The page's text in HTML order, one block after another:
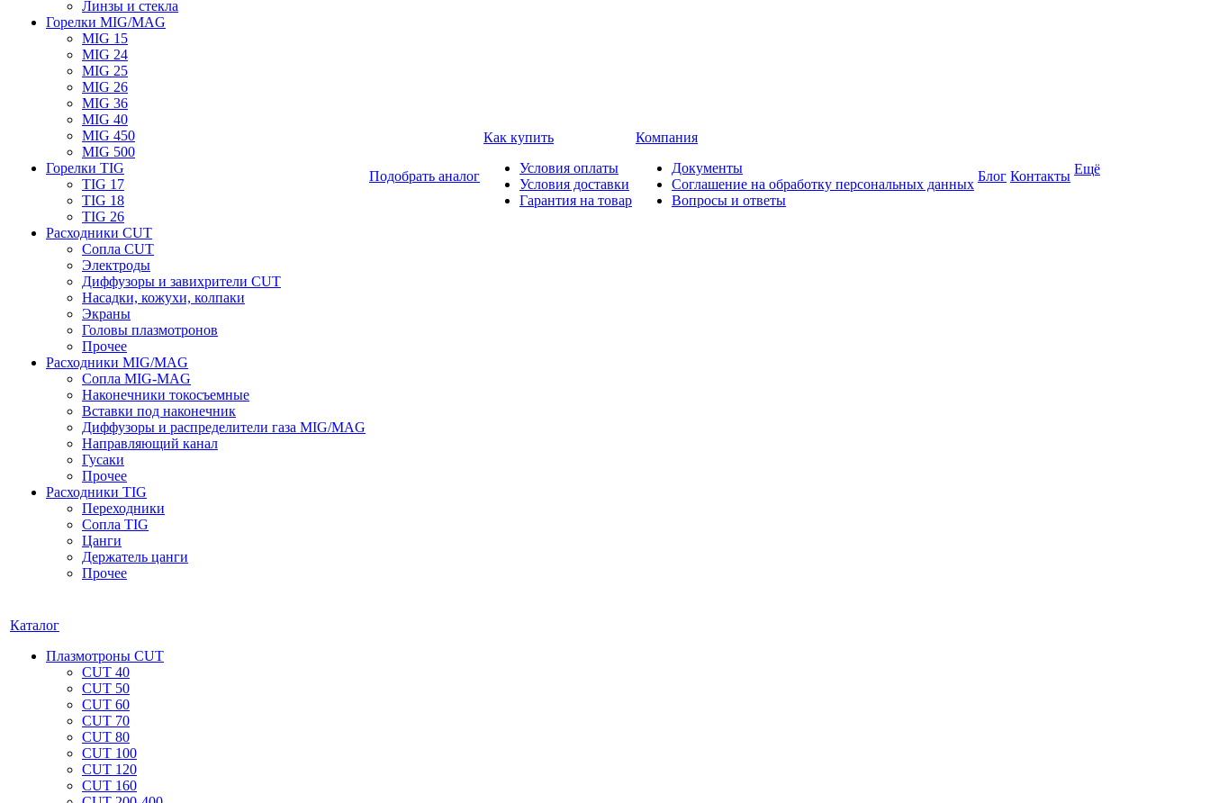
Линзы и стекла
Горелки MIG/MAG
MIG 15
MIG 24
MIG 25
MIG 26
MIG 36
MIG 40
MIG 450
MIG 500
Горелки TIG
TIG 17
TIG 18
TIG 26
Расходники CUT
Сопла CUT
Электроды
Диффузоры и завихрители CUT
Насадки, кожухи, колпаки
Экраны
Головы плазмотронов
Прочее
Расходники MIG/MAG
Сопла MIG-MAG
Наконечники токосъемные
Вставки под наконечник
Диффузоры и распределители газа MIG/MAG
Направляющий канал
Гусаки
Прочее
Расходники TIG
Переходники
Сопла TIG
Цанги
Держатель цанги
Прочее
Подобрать аналог
Как купить
Условия оплаты
Условия доставки
Гарантия на товар
Компания
Документы
Соглашение на обработку персональных данных
Вопросы и ответы
Блог Контакты Ещё
Каталог
Плазмотроны CUT
CUT 40
CUT 50
CUT 60
CUT 70
CUT 80
CUT 100
CUT 120
CUT 160